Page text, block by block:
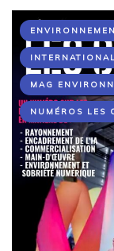
INTERNATIONAL
MAG
NUMÉROS LES